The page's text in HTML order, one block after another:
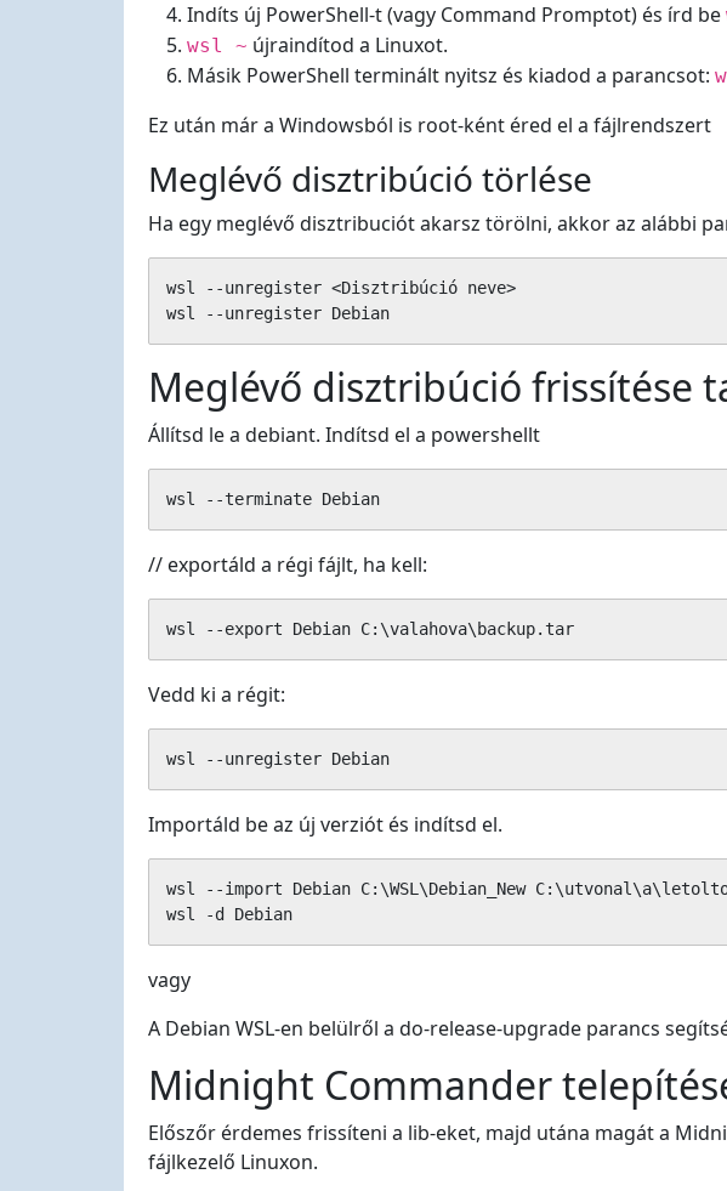
Indíts új PowerShell-t (vagy Command Promptot) és írd be
wsl ~ újraindítod a Linuxot.
Másik PowerShell terminált nyitsz és kiadod a parancsot:
Ez után már a Windowsból is root-ként éred el a fájlrendszert
Meglévő disztribúció törlése
Ha egy meglévő disztribuciót akarsz törölni, akkor az alábbi
wsl --unregister <Disztribúció neve>
wsl --unregister Debian
Meglévő disztribúció frissítése
Állítsd le a debiant. Indítsd el a powershellt
wsl --terminate Debian
// exportáld a régi fájlt, ha kell:
wsl --export Debian C:\valahova\backup.tar
Vedd ki a régit:
wsl --unregister Debian
Importáld be az új verziót és indítsd el.
wsl --import Debian C:\WSL\Debian_New
wsl -d Debian
vagy
A Debian WSL-en belülről a do-release-upgrade parancs
Midnight Commander
Előszőr érdemes frissíteni a lib-eket, majd utána magát a
fájlkezelő Linuxon.